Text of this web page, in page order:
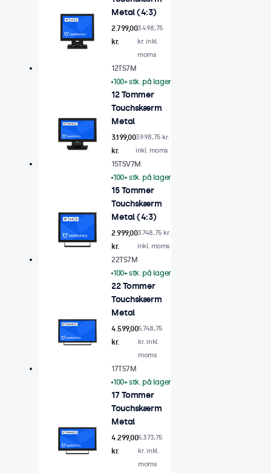
Metal (4:3)
2.799,00
kr.
3.498,75
kr. inkl.
moms
12 Tommer
Touchskærm
Metal
12TS7M
100+ stk. på lager
3.199,00
kr.
3.998,75 kr.
inkl. moms
15 Tommer
Touchskærm
Metal (4:3)
15TSV7M
100+ stk. på lager
2.999,00
kr.
3.748,75 kr.
inkl. moms
22 Tommer
Touchskærm
Metal
22TS7M
100+ stk. på lager
4.599,00
kr.
5.748,75
kr. inkl.
moms
17 Tommer
Touchskærm
Metal
17TS7M
100+ stk. på lager
4.299,00
kr.
5.373,75
kr. inkl.
moms